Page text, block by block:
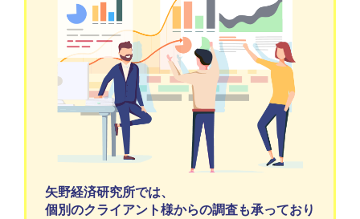
矢野経済研究所では、
個別のクライアント様からの調査も承っており